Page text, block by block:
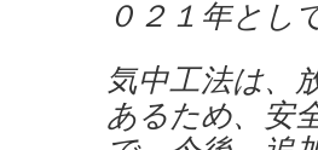
０２１年とし
気中工法は、
あるため、安